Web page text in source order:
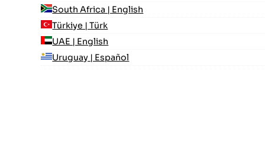
South Africa | English
Türkiye | Türk
UAE | English
Uruguay | Español